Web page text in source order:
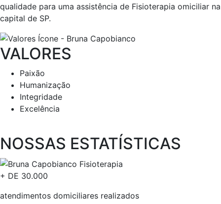
qualidade para uma assistência de Fisioterapia omiciliar na
capital de SP.
VALORES
Paixão
Humanização
Integridade
Excelência
NOSSAS ESTATÍSTICAS​
+ DE 30.000
atendimentos domiciliares realizados